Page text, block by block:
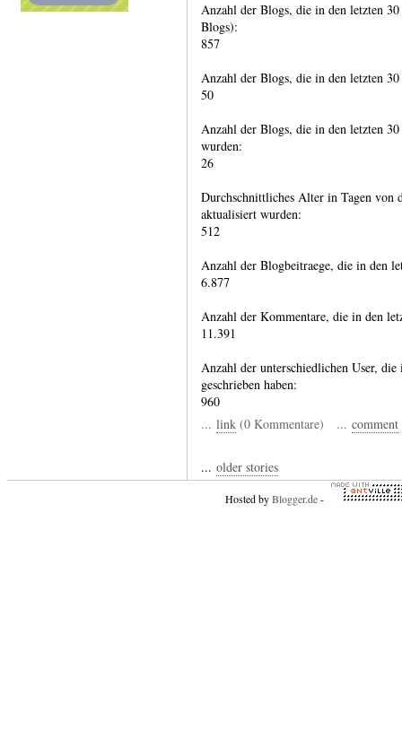
Anzahl der Blogs, die in den letzten
Blogs):
857
Anzahl der Blogs, die in den letzten
50
Anzahl der Blogs, die in den letzten
wurden:
26
Durchschnittliches Alter in Tagen von
aktualisiert wurden:
512
Anzahl der Blogbeitraege, die in den
6.877
Anzahl der Kommentare, die in den
11.391
Anzahl der unterschiedlichen User,
geschrieben haben:
960
... link (0 Kommentare) ... comment
... older stories
Hosted byBlogger.de-